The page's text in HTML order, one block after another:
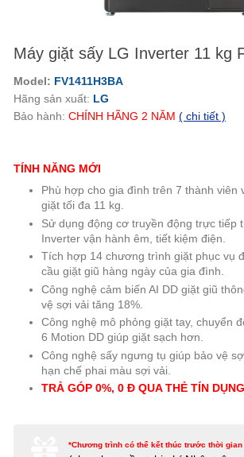
Máy giặt sấy LG Inverter 11 kg
Model: FV1411H3BA
Hãng sản xuất: LG
Bảo hành: CHÍNH HÃNG 2 NĂM ( chi tiết )
TÍNH NĂNG MỚI
Phù hợp cho gia đình trên 7 thành viên
giặt tối đa 11 kg.
Sử dụng động cơ truyền động trực tiếp
Inverter vận hành êm, tiết kiệm điện.
Tích hợp 14 chương trình giặt phục vụ
cầu giặt giũ hàng ngày của gia đình.
Công nghệ cảm biến AI DD giặt giũ
vệ sợi vải tăng 18%.
Công nghệ mô phỏng giặt tay, chuyển
6 Motion DD giúp giặt sạch hơn.
Công nghệ sấy ngưng tụ giúp bảo vệ
hạn chế phai màu sợi vải.
TRẢ GÓP 0%, 0 Đ QUA THẺ TÍN DỤNG
*Chương trình có thể kết thúc trước thời gian